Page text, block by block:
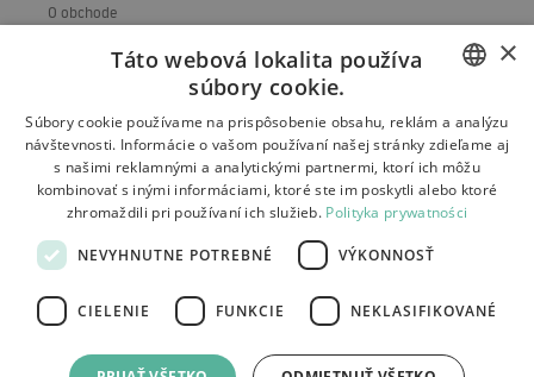
O obchode
Platby
Kontakt
platformy elektronického obchodu:
POLISH
CZECH
ITALIAN
LITHUANIAN
×
Táto webová lokalita používa
súbory cookie.
Súbory cookie používame na prispôsobenie obsahu, reklám a analýzu
návštevnosti. Informácie o vašom používaní našej stránky zdieľame aj
s našimi reklamnými a analytickými partnermi, ktorí ich môžu
kombinovať s inými informáciami, ktoré ste im poskytli alebo ktoré
zhromaždili pri používaní ich služieb. Polityka prywatności
NEVYHNUTNE POTREBNÉ VÝKONNOSŤ
CIELENIE FUNKCIE NEKLASIFIKOVANÉ